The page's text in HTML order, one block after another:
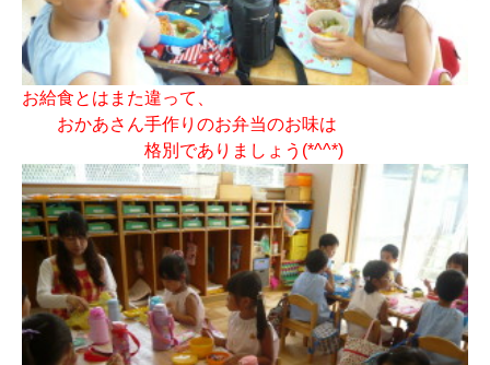
お給食とはまた違って、
おかあさん手作りのお弁当のお味は
格別でありましょう(*^^*)